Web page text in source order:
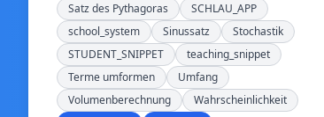
Satz des Pythagoras
SCHLAU_APP
school_system
Sinussatz
Stochastik
STUDENT_SNIPPET
teaching_snippet
Terme umformen
Umfang
Volumenberechnung
Wahrscheinlichkeit